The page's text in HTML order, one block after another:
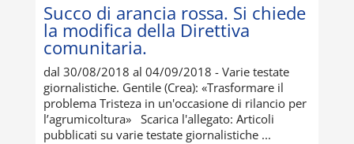
Succo di arancia rossa. Si chiede
la modifica della Direttiva
comunitaria.
dal 30/08/2018 al 04/09/2018 - Varie testate
giornalistiche. Gentile (Crea): «Trasformare il
problema Tristeza in un'occasione di rilancio per
l’agrumicoltura» Scarica l'allegato: Articoli
pubblicati su varie testate giornalistiche ...